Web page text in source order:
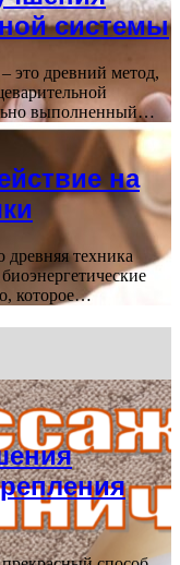
системы
это древний метод,
выполненный…
на
техника
которое…